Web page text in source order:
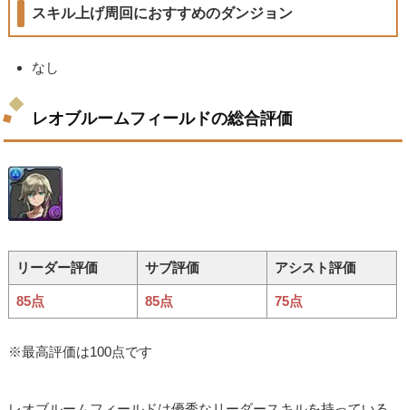
スキル上げ周回におすすめのダンジョン
なし
レオブルームフィールドの総合評価
リーダー評価 サブ評価 アシスト評価
85点 85点 75点
※最高評価は100点です